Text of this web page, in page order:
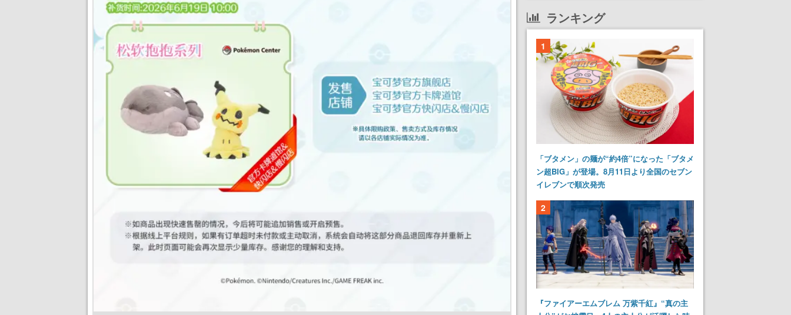
ランキング
1
「ブタメン」の麺が“約4倍”になった「ブタメ
ン超BIG」が登場。8月11日より全国のセブン
イレブンで順次発売
2
『ファイアーエムブレム 万紫千紅』“真の主